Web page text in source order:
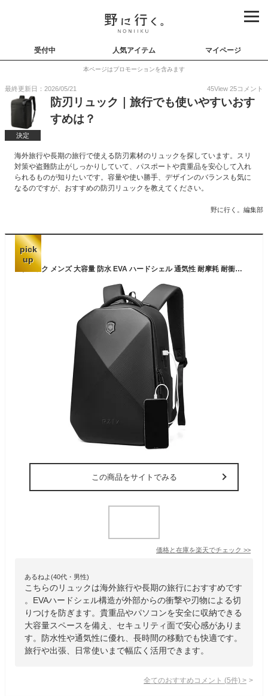
受付中 人気アイテム マイページ
本ページはプロモーションを含みます
最終更新日：2026/05/21 45View 25コメント
決定
防刃リュック｜旅行でも使いやすいおす
すめは？
海外旅行や長期の旅行で使える防刃素材のリュックを探しています。スリ
対策や盗難防止がしっかりしていて、パスポートや貴重品を安心して入れ
られるものが知りたいです。容量や使い勝手、デザインのバランスも気に
なるのですが、おすすめの防刃リュックを教えてください。
野に行く。編集部
pick
up
リュック メンズ 大容量 防水 EVA ハードシェル 通気性 耐摩耗 耐衝撃 ノートPC収納 15.6インチ対応 拡張機能 防犯 防刃 バイク用 ライダース アウトドア スポーツ 旅行 トラベル ビジネス 通勤 出張 ストリート系 バックパック
この商品をサイトでみる
価格と在庫を楽天でチェック >>
あるねよ(40代・男性)
こちらのリュックは海外旅行や長期の旅行におすすめです
。EVAハードシェル構造が外部からの衝撃や刃物による切
りつけを防ぎます。貴重品やパソコンを安全に収納できる
大容量スペースを備え、セキュリティ面で安心感がありま
す。防水性や通気性に優れ、長時間の移動でも快適です。
旅行や出張、日常使いまで幅広く活用できます。
全てのおすすめコメント (5件) >